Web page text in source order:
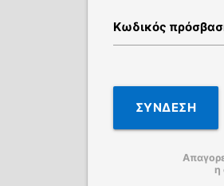
Κωδικός
ΣΥΝΔΕΣΗ
η